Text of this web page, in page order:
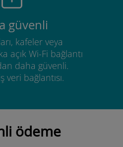
güvenli
kafeler veya
açık Wi-Fi bağlantı
daha güvenli.
veri bağlantısı.
ödeme